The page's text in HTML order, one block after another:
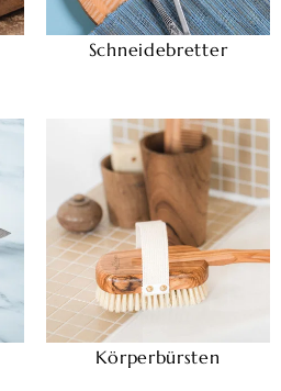
Schneidebretter
Körperbürsten